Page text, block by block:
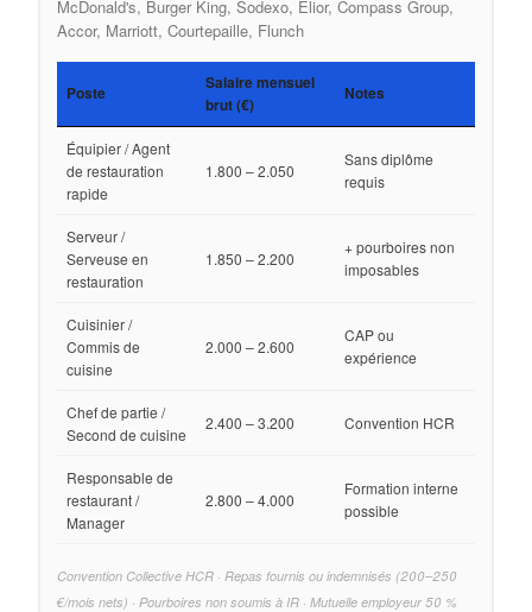
McDonald's, Burger King, Sodexo, Elior, Compass Group,
Accor, Marriott, Courtepaille, Flunch
Poste
Salaire mensuel
brut (€)
Notes
Équipier / Agent
de restauration
rapide
1.800 – 2.050
Sans diplôme
requis
Serveur /
Serveuse en
restauration
1.850 – 2.200
+ pourboires non
imposables
Cuisinier /
Commis de
cuisine
2.000 – 2.600
CAP ou
expérience
Chef de partie /
Second de cuisine
2.400 – 3.200 Convention HCR
Responsable de
restaurant /
Manager
2.800 – 4.000
Formation interne
possible
Convention Collective HCR · Repas fournis ou indemnisés (200–250
€/mois nets) · Pourboires non soumis à IR · Mutuelle employeur 50 %